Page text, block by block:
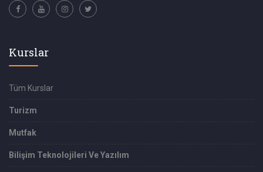
Kurslar
Tüm Kurslar
Turizm
Mutfak
Bilişim Teknolojileri Ve Yazılım